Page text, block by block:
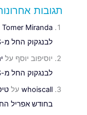
תגובות
Tomer Miranda
לבנגקוק החל מ-583$
יוסיפוב יוסף על
לבנגקוק החל מ-583$
whoiscall על
בחודש אפריל החל מ-133$